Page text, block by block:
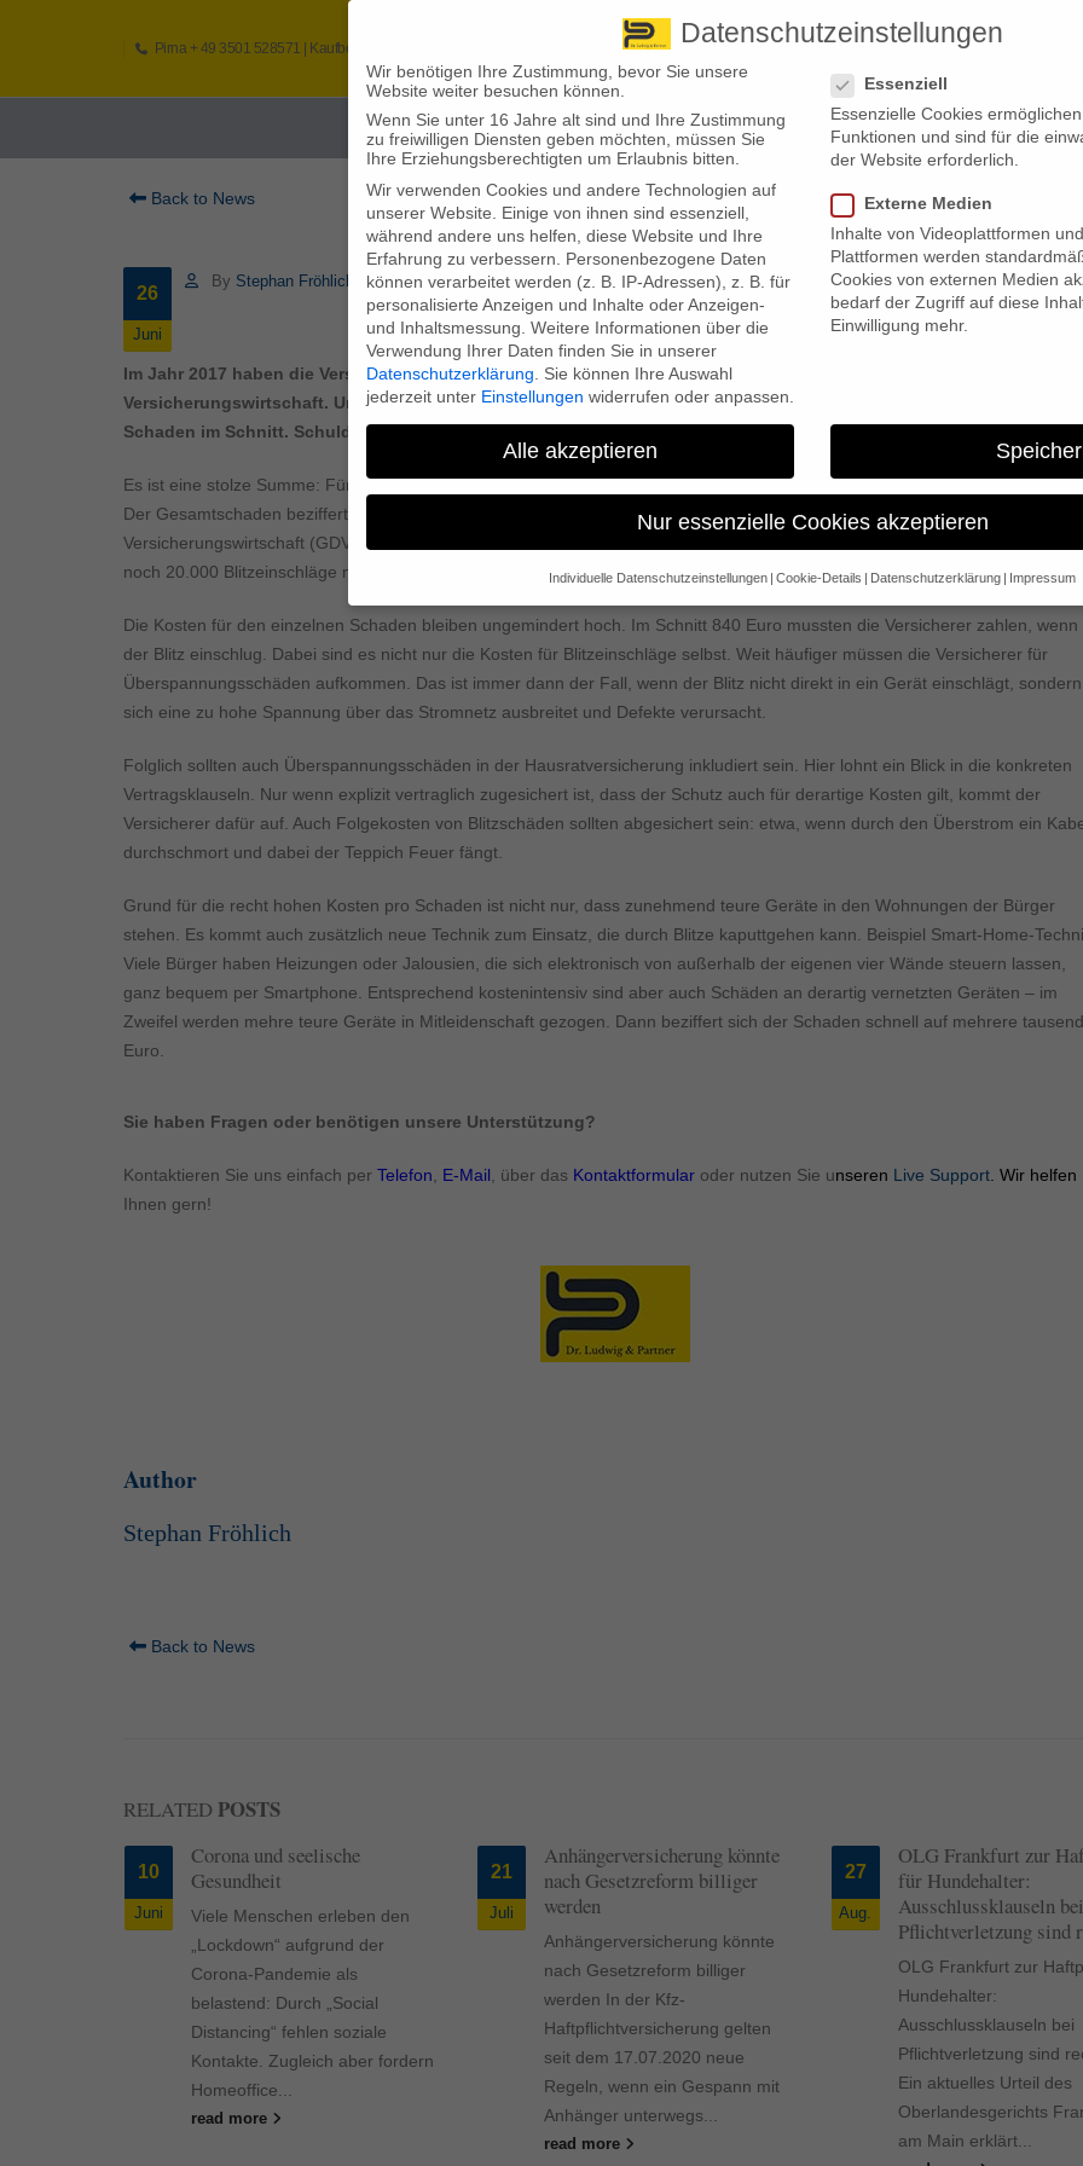
Pirna+ 49 3501 528571 | Kaufbeuren So finden Sie unsStandorte
Home Wir bieten Leistungsübersicht Über uns Standorte
Back to News
26
Juni
By Stephan Fröhlich
Im Jahr 2017 haben die Versicherer 300.000 Schadenmeldungen infolge von Blitzen erhalten, so berichtet aktuell die
Versicherungswirtschaft. Und die Kosten je einzelnem Schaden sind unvermindert hoch: 840 Euro kostete ein
Schaden im Schnitt. Schuld daran sind auch neue technische Geräte, die im Haushalt zum Einsatz kommen.
Es ist eine stolze Summe: Für 300.000 Blitzschäden mussten die Hausrat- und Wohngebäudeversicherer im letzten Jahr
Der Gesamtschaden bezifferte sich auf 250 Millionen Euro. Das berichtet der Gesamtverband der Deutschen
Versicherungswirtschaft (GDV) am Montag. Dabei war die Zahl der gemeldeten Schäden sogar rückläufig. Im Jahr zuvor
noch 20.000 Blitzeinschläge mehr gezählt.
Die Kosten für den einzelnen Schaden bleiben ungemindert hoch. Im Schnitt 840 Euro mussten die Versicherer zahlen, wenn
der Blitz einschlug. Dabei sind es nicht nur die Kosten für Blitzeinschläge selbst. Weit häufiger müssen die Versicherer für
Überspannungsschäden aufkommen. Das ist immer dann der Fall, wenn der Blitz nicht direkt in ein Gerät einschlägt, sondern
sich eine zu hohe Spannung über das Stromnetz ausbreitet und Defekte verursacht.
Folglich sollten auch Überspannungsschäden in der Hausratversicherung inkludiert sein. Hier lohnt ein Blick in die konkreten
Vertragsklauseln. Nur wenn explizit vertraglich zugesichert ist, dass der Schutz auch für derartige Kosten gilt, kommt der
Versicherer dafür auf. Auch Folgekosten von Blitzschäden sollten abgesichert sein: etwa, wenn durch den Überstrom ein
durchschmort und dabei der Teppich Feuer fängt.
Grund für die recht hohen Kosten pro Schaden ist nicht nur, dass zunehmend teure Geräte in den Wohnungen der Bürger
stehen. Es kommt auch zusätzlich neue Technik zum Einsatz, die durch Blitze kaputtgehen kann. Beispiel Smart-Home-
Viele Bürger haben Heizungen oder Jalousien, die sich elektronisch von außerhalb der eigenen vier Wände steuern lassen,
ganz bequem per Smartphone. Entsprechend kostenintensiv sind aber auch Schäden an derartig vernetzten Geräten – im
Zweifel werden mehre teure Geräte in Mitleidenschaft gezogen. Dann beziffert sich der Schaden schnell auf mehrere tausend
Euro.
Sie haben Fragen oder benötigen unsere Unterstützung?
Kontaktieren Sie uns einfach per Telefon, E-Mail, über das Kontaktformular oder nutzen Sie unseren Live Support. Wir helfen
Ihnen gern!
Author
Stephan Fröhlich
Back to News
RELATED POSTS
10
Juni
Corona und seelische
Gesundheit
Viele Menschen erleben den
„Lockdown“ aufgrund der
Corona-Pandemie als
belastend: Durch „Social
Distancing“ fehlen soziale
Kontakte. Zugleich aber fordern
Homeoffice...
read more
21
Juli
Anhängerversicherung könnte
nach Gesetzreform billiger
werden
Anhängerversicherung könnte
nach Gesetzreform billiger
werden In der Kfz-
Haftpflichtversicherung gelten
seit dem 17.07.2020 neue
Regeln, wenn ein Gespann mit
Anhänger unterwegs...
read more
27
Aug.
OLG Frankfurt zur
für Hundehalter:
Ausschlussklauseln bei
Pflichtverletzung sind
OLG Frankfurt zur
Hundehalter:
Ausschlussklauseln bei
Pflichtverletzung sind
Ein aktuelles Urteil des
Oberlandesgerichts
am Main erklärt...
Datenschutzeinstellungen
Wir benötigen Ihre Zustimmung, bevor Sie unsere
Website weiter besuchen können.
Wenn Sie unter 16 Jahre alt sind und Ihre Zustimmung
zu freiwilligen Diensten geben möchten, müssen Sie
Ihre Erziehungsberechtigten um Erlaubnis bitten.
Wir verwenden Cookies und andere Technologien auf
unserer Website. Einige von ihnen sind essenziell,
während andere uns helfen, diese Website und Ihre
Erfahrung zu verbessern.
Personenbezogene Daten
können verarbeitet werden (z. B. IP-Adressen), z. B. für
personalisierte Anzeigen und Inhalte oder Anzeigen-
und Inhaltsmessung. Weitere Informationen über die
Verwendung Ihrer Daten finden Sie in unserer
Datenschutzerklärung
Sie können Ihre Auswahl
jederzeit unter Einstellungen widerrufen oder anpassen.
Essenziell
Essenzielle Cookies
Funktionen und sind für die
der Website erforderlich.
Externe Medien
Inhalte von Videoplattformen
Plattformen werden
Cookies von externen Medien
bedarf der Zugriff auf diese
Einwilligung mehr.
Alle akzeptieren
Nur essenzielle Cookies akzeptieren
Individuelle Datenschutzeinstellungen Cookie-Details Datenschutzerklärung Impressum
Datenschutzeinstellungen
Wenn Sie unter 16 Jahre alt sind und Ihre Zustimmung zu freiwilligen Diensten geben
Erziehungsberechtigten um Erlaubnis bitten.
Wir verwenden Cookies und andere Technologien auf unserer Website. Einige von ihnen sind
andere uns helfen, diese Website und Ihre Erfahrung zu verbessern.
Weitere Informationen über die Verwendung Ihrer Daten finden Sie in unserer
Hier finden Sie eine Übersicht über alle verwendeten Cookies. Sie können Ihre Einwilligung zu
geben oder sich weitere Informationen anzeigen lassen und so nur bestimmte Cookies
Alle akzeptieren
Datenschutzeinstellungen
Essenziell (1)
Essenzielle Cookies ermöglichen grundlegende Funktionen und sind für die einwandfreie Funktion der
Cookie-Informationen anzeigen
powered by Borlabs Cookie